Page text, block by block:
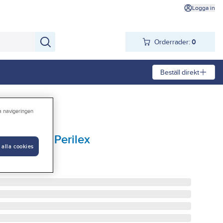
Logga in
Orderrader: 0
Beställ direkt
Perilex
navigeringen
alla cookies